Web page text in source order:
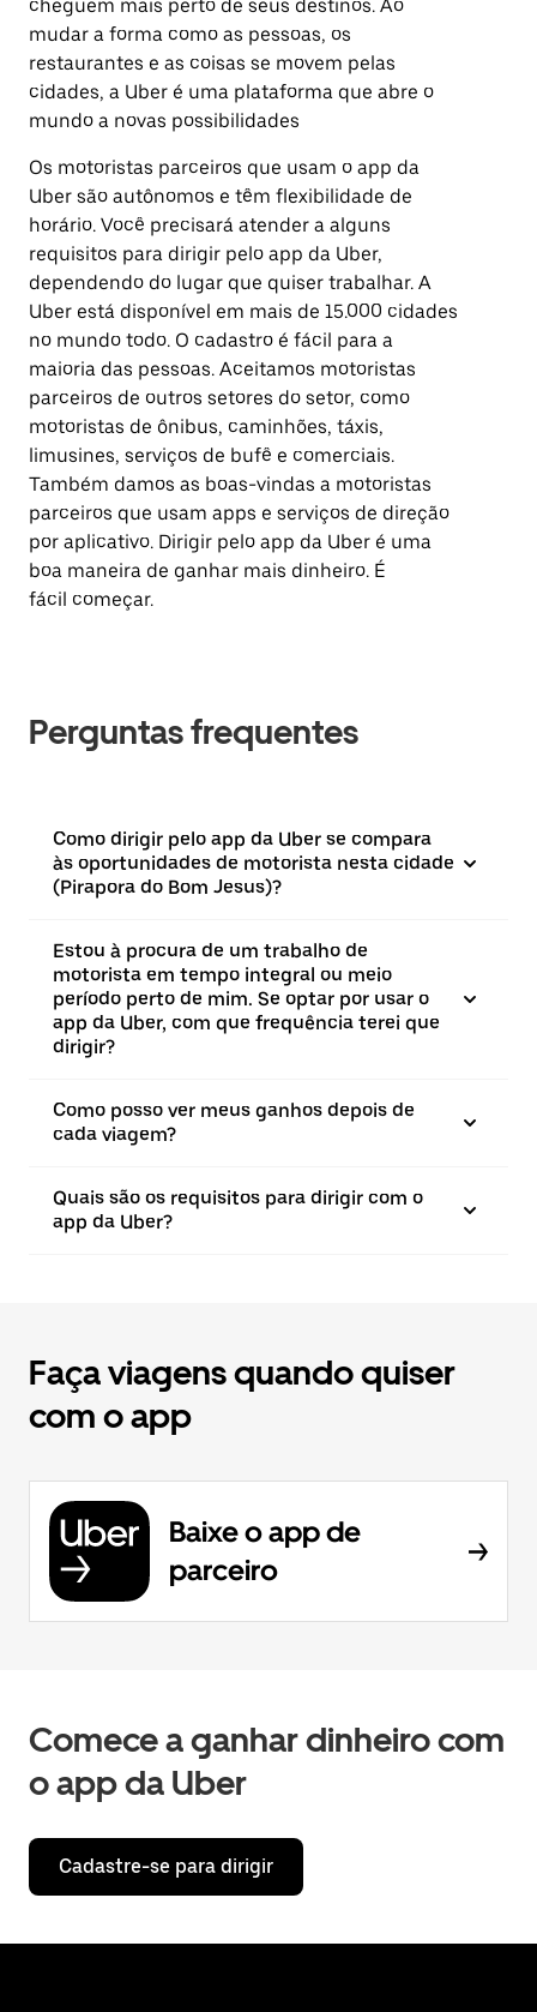
cheguem mais perto de seus destinos. Ao
mudar a forma como as pessoas, os
restaurantes e as coisas se movem pelas
cidades, a Uber é uma plataforma que abre o
mundo a novas possibilidades
Os motoristas parceiros que usam o app da
Uber são autônomos e têm flexibilidade de
horário. Você precisará atender a alguns
requisitos para dirigir pelo app da Uber,
dependendo do lugar que quiser trabalhar. A
Uber está disponível em mais de 15.000 cidades
no mundo todo. O cadastro é fácil para a
maioria das pessoas. Aceitamos motoristas
parceiros de outros setores do setor, como
motoristas de ônibus, caminhões, táxis,
limusines, serviços de bufê e comerciais.
Também damos as boas-vindas a motoristas
parceiros que usam apps e serviços de direção
por aplicativo. Dirigir pelo app da Uber é uma
boa maneira de ganhar mais dinheiro. É
fácil começar.
Perguntas frequentes
Como dirigir pelo app da Uber se compara
às oportunidades de motorista nesta cidade
(Pirapora do Bom Jesus)?
Estou à procura de um trabalho de
motorista em tempo integral ou meio
período perto de mim. Se optar por usar o
app da Uber, com que frequência terei que
dirigir?
Como posso ver meus ganhos depois de
cada viagem?
Quais são os requisitos para dirigir com o
app da Uber?
Faça viagens quando quiser
com o app
Baixe o app de
parceiro
Comece a ganhar dinheiro com
o app da Uber
Cadastre-se para dirigir